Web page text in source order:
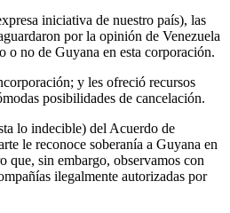
iniciativa de nuestro país), las
por la opinión de Venezuela
o no de Guyana en esta corporación.
y les ofreció recursos
posibilidades de cancelación.
lo indecible) del Acuerdo de
le reconoce soberanía a Guyana en
que, sin embargo, observamos con
ilegalmente autorizadas por